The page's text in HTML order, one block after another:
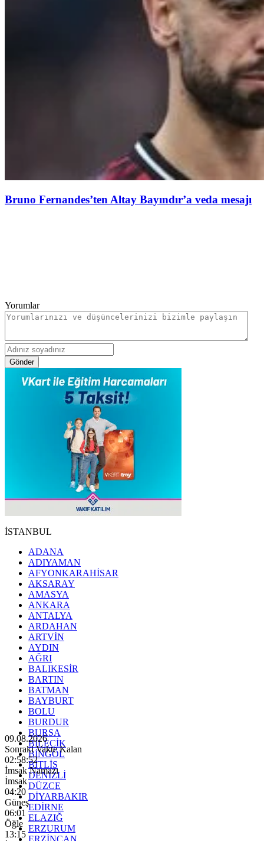
Bruno Fernandes’ten Altay Bayındır’a veda mesajı
Yorumlar
Gönder
İSTANBUL
ADANA
ADIYAMAN
AFYONKARAHİSAR
AKSARAY
AMASYA
ANKARA
ANTALYA
ARDAHAN
ARTVİN
AYDIN
AĞRI
BALIKESİR
BARTIN
BATMAN
BAYBURT
BOLU
BURDUR
BURSA
BİLECİK
BİNGÖL
BİTLİS
DENİZLİ
DÜZCE
DİYARBAKIR
EDİRNE
ELAZIĞ
ERZURUM
ERZİNCAN
09.08.2026
Sonraki Vakte Kalan
02:58:50
İmsak Namazı
İmsak
04:20
Güneş
06:01
Öğle
13:15